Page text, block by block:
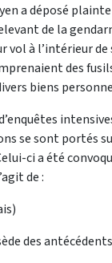
a déposé
de la
vol à l’intérieur de
des
biens
se sont portés
ci a été
de :
des